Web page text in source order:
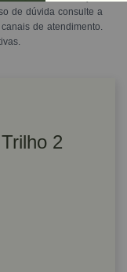
de dúvida consulte a
de atendimento.
2